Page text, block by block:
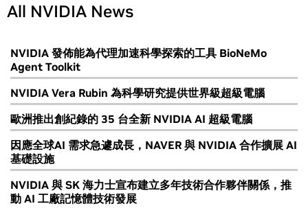
All NVIDIA News
NVIDIA 發佈能為代理加速科學探索的工具 BioNeMo
Agent Toolkit
NVIDIA Vera Rubin 為科學研究提供世界級超級電腦
歐洲推出創紀錄的 35 台全新 NVIDIA AI 超級電腦
因應全球AI 需求急遽成長，NAVER 與 NVIDIA 合作擴展 AI
基礎設施
NVIDIA 與 SK 海力士宣布建立多年技術合作夥伴關係，推
動 AI 工廠記憶體技術發展